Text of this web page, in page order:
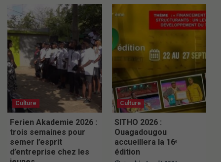
Culture
Ferien Akademie 2026 :
trois semaines pour
semer l’esprit
d’entreprise chez les
Culture
SITHO 2026 :
Ouagadougou
accueillera la 16ᵉ
édition